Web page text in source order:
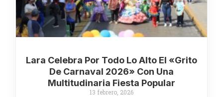
Lara Celebra Por Todo Lo Alto El «Grito
De Carnaval 2026» Con Una
Multitudinaria Fiesta Popular
13 febrero, 2026